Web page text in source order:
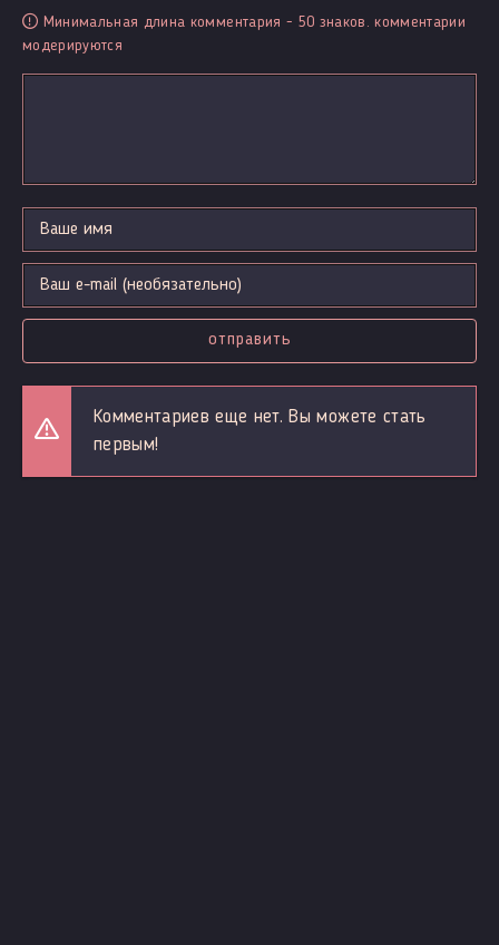
Минимальная длина комментария - 50 знаков. комментарии
модерируются
отправить
Комментариев еще нет. Вы можете стать
первым!